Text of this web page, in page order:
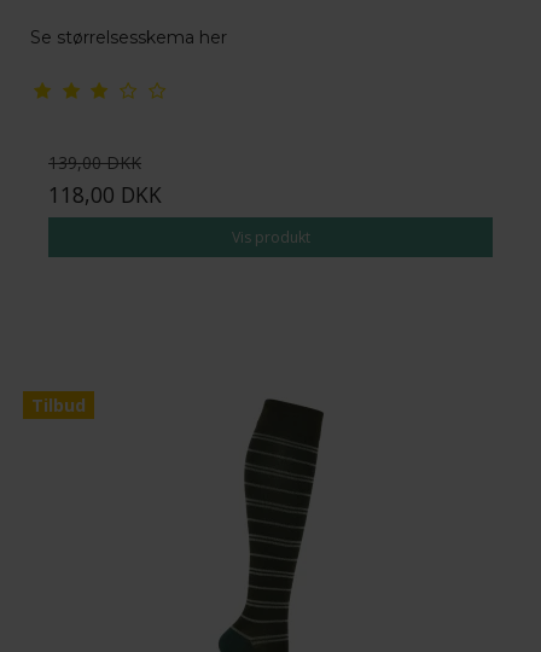
Se størrelsesskema her
139,00 DKK
118,00 DKK
Vis produkt
Tilbud